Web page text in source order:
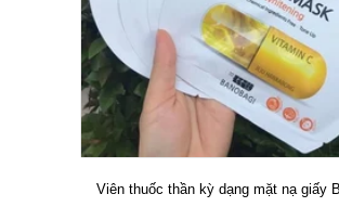
Viên thuốc thần kỳ dạng mặt nạ giấy